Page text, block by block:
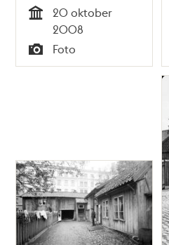
20 oktober
2008
Typ
Foto